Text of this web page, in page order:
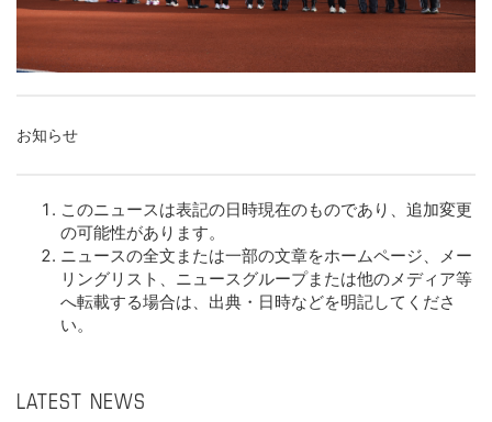
お知らせ
このニュースは表記の日時現在のものであり、追加変更
の可能性があります。
ニュースの全文または一部の文章をホームページ、メー
リングリスト、ニュースグループまたは他のメディア等
へ転載する場合は、出典・日時などを明記してくださ
い。
LATEST NEWS